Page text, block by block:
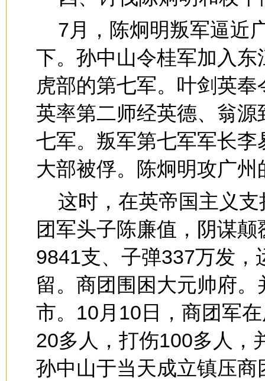
7月，陈炯明叛军逼近
下。孙中山令桂军加入
虎部的第七军。叶剑英
英率第二师经英德、翁
七军。叛军第七军军长
大部被俘。陈炯明攻广
这时，在英帝国主义
团军头子陈廉值，阴谋
9841支、子弹337万发
留。商团围困大元帅府
市。10月10日，商团军
20多人，打伤100多人，
孙中山于当天成立镇压